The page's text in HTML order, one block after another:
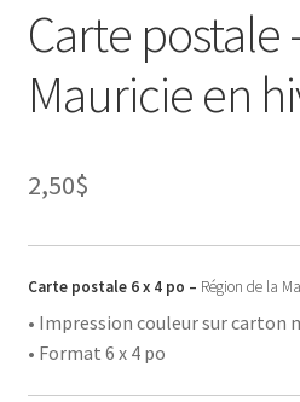
Carte postale
Mauricie en
2,50$
Carte postale 6 x 4 po – Région de la
• Impression couleur sur carton
• Format 6 x 4 po